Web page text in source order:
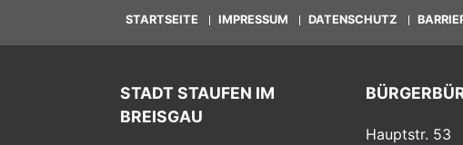
STARTSEITE IMPRESSUM DATENSCHUTZ
STADT STAUFEN IM
BREISGAU
Hauptstr. 53